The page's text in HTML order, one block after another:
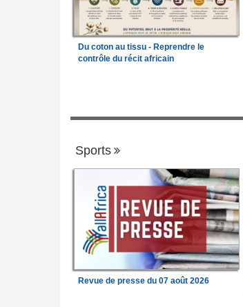
Du coton au tissu - Reprendre le
contrôle du récit africain
Sports
Revue de presse du 07 août 2026